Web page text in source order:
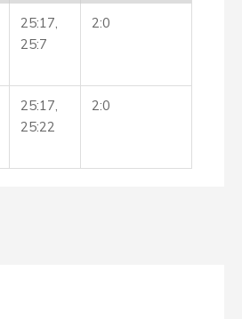
25:17,
25:7
2:0
25:17,
25:22
2:0